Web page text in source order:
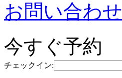
お問い合わせ
今すぐ予約
チェックイン: